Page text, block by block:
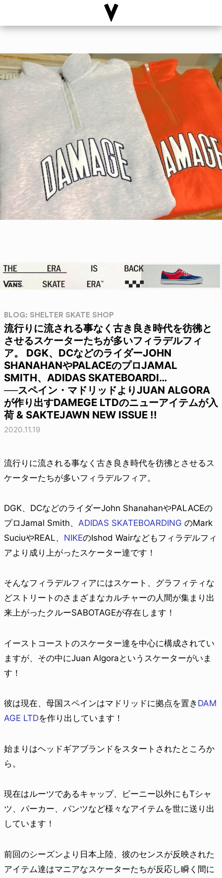
BLOG: SHELTER SKATE SHOP
流行りに流される事なく古き良き時代を彷彿と
させるスケーターたちが多いフィラデルフィ
ア。 DGK、DCなどのライダーJOHN
SHANAHANやPALACEのプロJAMAL
SMITH、ADIDAS SKATEBOARDI…
──スペイン・マドリッドよりJUAN ALGORA
が作り出すDAMEGE LTDのニューアイテムが入
荷 & SAKTEJAWN NEW ISSUE !!
2020.11.19
流行りに流される事なく古き良き時代を彷彿とさせるス
ケーターたちが多いフィラデルフィア。
DGK、DCなどのライダーJohn ShanahanやPALACEの
プロJamal Smith、 ADIDAS SKATEBOARDING のMark
SuciuやREAL、 NIKEのIshod Wairなどもフィラデルフィ
アより成り上がったスケーター達です！
そんなフィラデルフィアにはスケート、グラフィティな
どストリートのさまざまなカルチャーの人間が集まり出
来上がったクルーSABOTAGEが存在します！
イーストコーストのスケーター達を中心に構成されてい
ますが、その中にJuan Algoraというスケーターがいま
す！
彼は現在、母国スペインはマドリッドに拠点を置き DAM
AGE LTDを作り出しています！
始まりはヘッドギアブランドをスタートされたところか
ら。
現在はルーツであるキャップ、ビーニー以外にもTシャ
ツ、パーカー、パンツなど様々なアイテムを世に送り出
しています！
前回のシーズンより日本上陸、彼のセンスが反映された
アイテム達はマニアなスケーターたちが反応し瞬く間に